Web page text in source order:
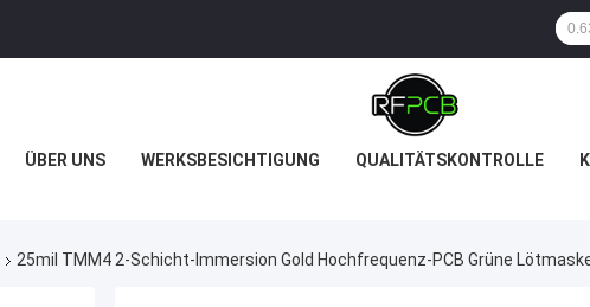
ÜBER UNS WERKSBESICHTIGUNG QUALITÄTSKONTROLLE
25mil TMM4 2-Schicht-Immersion Gold Hochfrequenz-PCB Grüne